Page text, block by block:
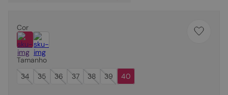
Cor
Tamanho
34
35 36 37 38 39 40
sapatilha
óculos
10º couro